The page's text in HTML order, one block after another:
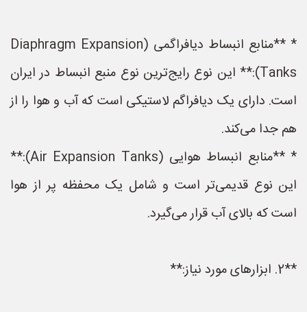
* **منابع انبساط دیافراگمی (Diaphragm Expansion
Tanks):** این نوع رایج‌ترین نوع منبع انبساط در ایران
است. دارای یک دیافراگم لاستیکی است که آب و هوا را از
هم جدا می‌کند.
* **منابع انبساط هوایی (Air Expansion Tanks):**
این نوع قدیمی‌تر است و شامل یک محفظه پر از هوا
است که بالای آب قرار می‌گیرد.
**2. ابزارهای مورد نیاز:**